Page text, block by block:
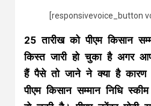
[responsivevoice_button
25 तारीख को पीएम किसान
किस्त जारी हो चुका है अगर
हैं पैसे तो जाने ने क्या है कारण
पीएम किसान सम्मान निधि